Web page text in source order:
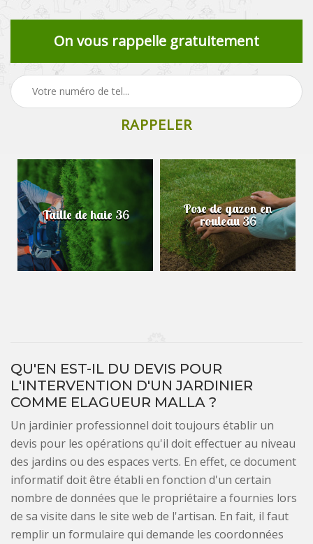
On vous rappelle gratuitement
Taille de haie 36 Pose de gazon en
rouleau 36
QU'EN EST-IL DU DEVIS POUR
L'INTERVENTION D'UN JARDINIER
COMME ELAGUEUR MALLA ?
Un jardinier professionnel doit toujours établir un
devis pour les opérations qu'il doit effectuer au niveau
des jardins ou des espaces verts. En effet, ce document
informatif doit être établi en fonction d'un certain
nombre de données que le propriétaire a fournies lors
de sa visite dans le site web de l'artisan. En fait, il faut
remplir un formulaire qui demande les coordonnées